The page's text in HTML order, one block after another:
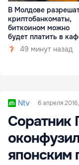
В Молдове
криптобанкоматы,
биткоином можно
будет платить в
49 минут назад
Ntv 6 апреля
Соратник
японским